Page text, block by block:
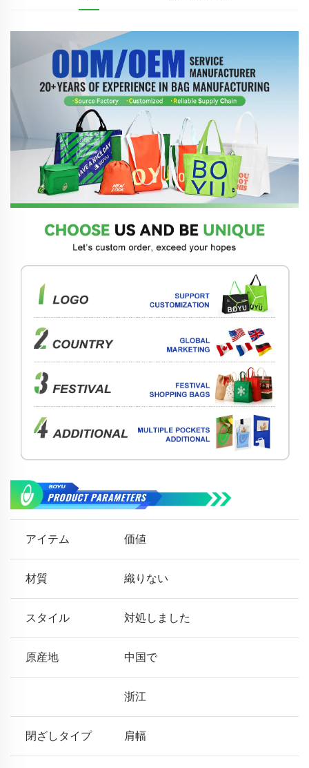
アイテム 価値
材質 織りない
スタイル 対処しました
原産地 中国で
浙江
閉ざしタイプ 肩幅